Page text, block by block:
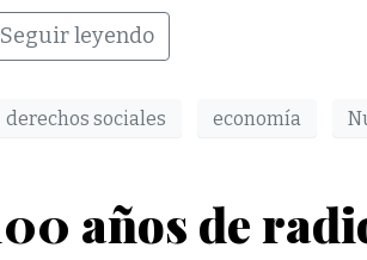
Seguir leyendo
derechos sociales economía
años de